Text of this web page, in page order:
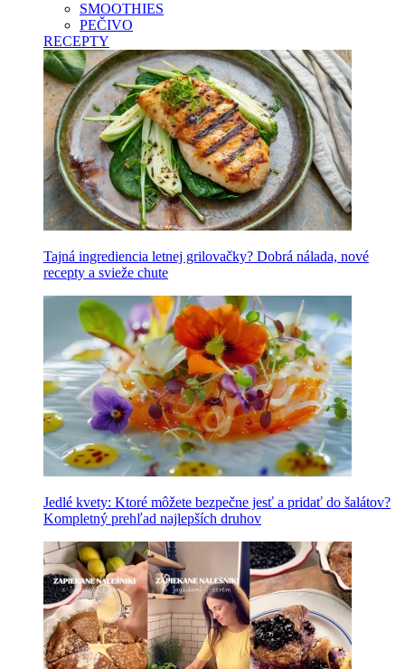
SMOOTHIES
PEČIVO
RECEPTY
Tajná ingrediencia letnej grilovačky? Dobrá nálada, nové
recepty a svieže chute
Jedlé kvety: Ktoré môžete bezpečne jesť a pridať do šalátov?
Kompletný prehľad najlepších druhov